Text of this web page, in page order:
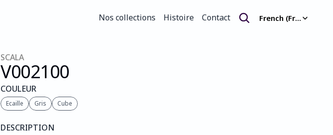
Nos collections
Histoire
Contact
French (France)
SCALA
V002100
COULEUR
Ecaille Gris Cube
DESCRIPTION